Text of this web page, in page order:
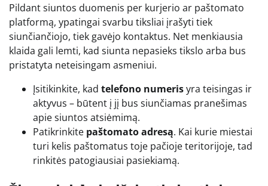
Pildant siuntos duomenis per kurjerio ar paštomato
platformą, ypatingai svarbu tiksliai įrašyti tiek
siunčiančiojo, tiek gavėjo kontaktus. Net menkiausia
klaida gali lemti, kad siunta nepasieks tikslo arba bus
pristatyta neteisingam asmeniui.
Įsitikinkite, kad telefono numerisyra teisingas ir
aktyvus – būtent į jį bus siunčiamas pranešimas
apie siuntos atsiėmimą.
Patikrinkite paštomato adresą. Kai kurie miestai
turi kelis paštomatus toje pačioje teritorijoje, tad
rinkitės patogiausiai pasiekiamą.